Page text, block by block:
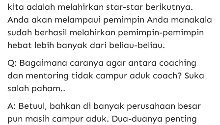
kita adalah melahirkan star-star berikutnya.
Anda akan melampaui pemimpin Anda manakala
sudah berhasil melahirkan pemimpin-pemimpin
hebat lebih banyak dari beliau-beliau.
Q: Bagaimana caranya agar antara coaching
dan mentoring tidak campur aduk coach? Suka
salah paham..
A: Betuul, bahkan di banyak perusahaan besar
pun masih campur aduk. Dua-duanya penting